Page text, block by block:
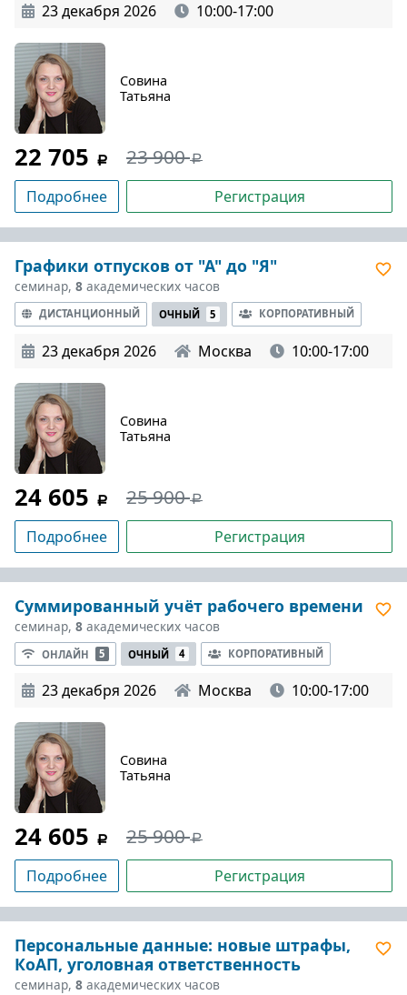
23 декабря 2026 10:00-17:00
Совина
Татьяна
22 705 23 900
Подробнее Регистрация
Графики отпусков от "А" до "Я"
семинар, 8 академических часов
ДИСТАНЦИОННЫЙ ОЧНЫЙ 5 КОРПОРАТИВНЫЙ
23 декабря 2026 Москва 10:00-17:00
Совина
Татьяна
24 605 25 900
Подробнее Регистрация
Суммированный учёт рабочего времени
семинар, 8 академических часов
ОНЛАЙН 5 ОЧНЫЙ 4 КОРПОРАТИВНЫЙ
23 декабря 2026 Москва 10:00-17:00
Совина
Татьяна
24 605 25 900
Подробнее Регистрация
Персональные данные: новые штрафы,
КоАП, уголовная ответственность
семинар, 8 академических часов